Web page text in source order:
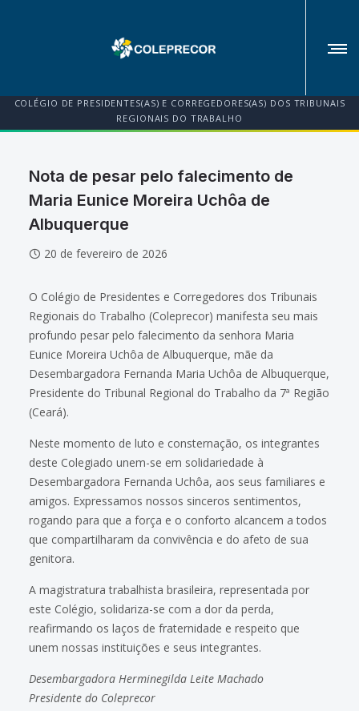
COLÉGIO DE PRESIDENTES(AS) E CORREGEDORES(AS) DOS TRIBUNAIS
REGIONAIS DO TRABALHO
Nota de pesar pelo falecimento de
Maria Eunice Moreira Uchôa de
Albuquerque
20 de fevereiro de 2026
O Colégio de Presidentes e Corregedores dos Tribunais
Regionais do Trabalho (Coleprecor) manifesta seu mais
profundo pesar pelo falecimento da senhora Maria
Eunice Moreira Uchôa de Albuquerque, mãe da
Desembargadora Fernanda Maria Uchôa de Albuquerque,
Presidente do Tribunal Regional do Trabalho da 7ª Região
(Ceará).
Neste momento de luto e consternação, os integrantes
deste Colegiado unem-se em solidariedade à
Desembargadora Fernanda Uchôa, aos seus familiares e
amigos. Expressamos nossos sinceros sentimentos,
rogando para que a força e o conforto alcancem a todos
que compartilharam da convivência e do afeto de sua
genitora.
A magistratura trabalhista brasileira, representada por
este Colégio, solidariza-se com a dor da perda,
reafirmando os laços de fraternidade e respeito que
unem nossas instituições e seus integrantes.
Desembargadora Herminegilda Leite Machado
Presidente do Coleprecor